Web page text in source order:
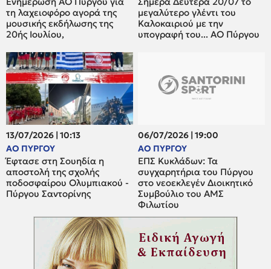
τη λαχειοφόρο αγορά της
μουσικής εκδήλωσης της
20ής Ιουλίου,
μεγαλύτερο γλέντι του
Καλοκαιριού με την
υπογραφή του... ΑΟ Πύργου
13/07/2026 | 10:13
ΑΟ ΠΥΡΓΟΥ
Έφτασε στη Σουηδία η
αποστολή της σχολής
ποδοσφαίρου Ολυμπιακού -
Πύργου Σαντορίνης
06/07/2026 | 19:00
ΑΟ ΠΥΡΓΟΥ
ΕΠΣ Κυκλάδων: Τα
συγχαρητήρια του Πύργου
στο νεοεκλεγέν Διοικητικό
Συμβούλιο του ΑΜΣ
Φιλωτίου